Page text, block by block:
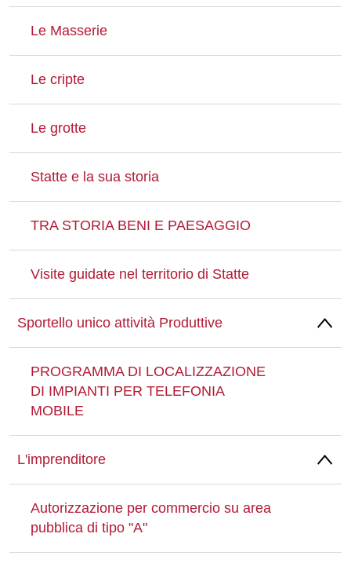
Le Masserie
Le cripte
Le grotte
Statte e la sua storia
TRA STORIA BENI E PAESAGGIO
Visite guidate nel territorio di Statte
Sportello unico attività Produttive
PROGRAMMA DI LOCALIZZAZIONE
DI IMPIANTI PER TELEFONIA
MOBILE
L'imprenditore
Autorizzazione per commercio su area
pubblica di tipo "A"